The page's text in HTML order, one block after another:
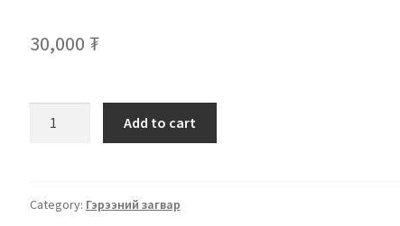
30,000 ₮
Add to cart
Category: Гэрээний загвар